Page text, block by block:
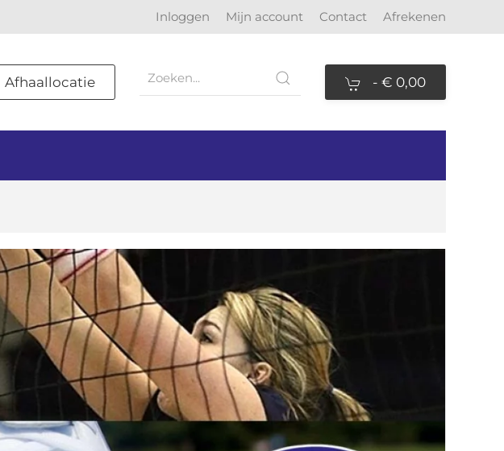
Inloggen Mijn account Contact Afrekenen
Afhaallocatie - € 0,00